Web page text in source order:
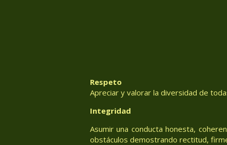
Respeto
Apreciar y valorar la diversidad de
Integridad
Asumir una conducta honesta,
obstáculos demostrando rectitud,